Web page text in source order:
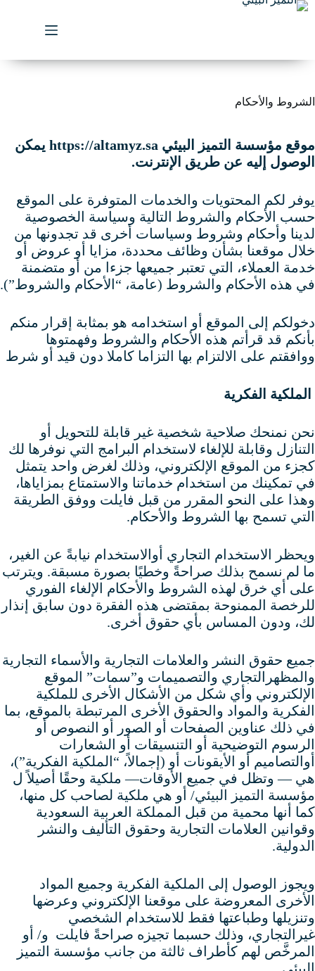
التجاوز
الشروط والأحكام
موقع مؤسسة التميز البيئي https://altamyz.sa يمكن
الوصول إليه عن طريق الإنترنت.
يوفر لكم المحتويات والخدمات المتوفرة على الموقع
حسب الأحكام والشروط التالية وسياسة الخصوصية
لدينا وأحكام وشروط وسياسات أخرى قد تجدونها من
خلال موقعنا بشأن وظائف محددة، مزايا أو عروض أو
خدمة العملاء، التي تعتبر جميعها جزءا من أو متضمنة
في هذه الأحكام والشروط (عامة، “الأحكام والشروط”).
دخولكم إلى الموقع أو استخدامه هو بمثابة إقرار منكم
بأنكم قد قرأتم هذه الأحكام والشروط وفهمتوها
ووافقتم على الالتزام بها التزاما كاملا دون قيد أو شرط
الملكية الفكرية
نحن نمنحك صلاحية شخصية غير قابلة للتحويل أو
التنازل وقابلة للإلغاء لاستخدام البرامج التي نوفرها لك
كجزء من الموقع الإلكتروني، وذلك لغرض واحد يتمثل
في تمكينك من استخدام خدماتنا والاستمتاع بمزاياها،
وهذا على النحو المقرر من قبل فايلت ووفق الطريقة
التي تسمح بها الشروط والأحكام.
ويحظر الاستخدام التجاري أوالاستخدام نيابةً عن الغير،
ما لم نسمح بذلك صراحةً وخطيًا بصورة مسبقة. ويترتب
على أي خرق لهذه الشروط والأحكام الإلغاء الفوري
للرخصة الممنوحة بمقتضى هذه الفقرة دون سابق إنذار
لك، ودون المساس بأي حقوق أخرى.
جميع حقوق النشر والعلامات التجارية والأسماء التجارية
والمظهرالتجاري والتصميمات و”سمات” الموقع
الإلكتروني وأي شكل من الأشكال الأخرى للملكية
الفكرية والمواد والحقوق الأخرى المرتبطة بالموقع، بما
في ذلك عناوين الصفحات أو الصور أو النصوص أو
الرسوم التوضيحية أو التنسيقات أو الشعارات
أوالتصاميم أو الأيقونات أو (إجمالاً، “الملكية الفكرية”)،
هي — وتظل في جميع الأوقات— ملكية وحقًا أصيلاً ل
مؤسسة التميز البيئي/ أو هي ملكية لصاحب كل منها،
كما أنها محمية من قبل المملكة العربية السعودية
وقوانين العلامات التجارية وحقوق التأليف والنشر
الدولية.
ويجوز الوصول إلى الملكية الفكرية وجميع المواد
الأخرى المعروضة على موقعنا الإلكتروني وعرضها
وتنزيلها وطباعتها فقط للاستخدام الشخصي
غيرالتجاري، وذلك حسبما تجيزه صراحةً فايلت و/ أو
المرخَّص لهم كأطراف ثالثة من جانب مؤسسة التميز